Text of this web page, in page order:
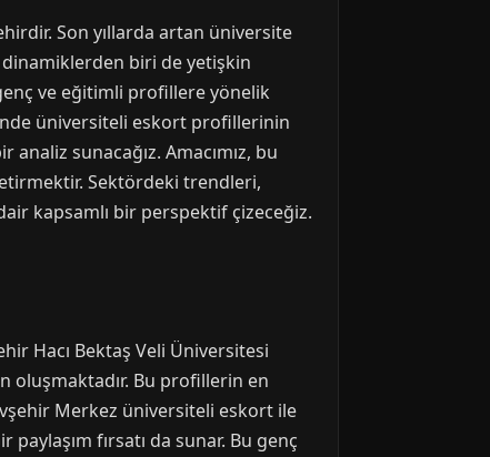
Son yıllarda artan üniversite
dinamiklerden biri de yetişkin
ve eğitimli profillere yönelik
üniversiteli eskort profillerinin
sunacağız. Amacımız, bu
Sektördeki trendleri,
kapsamlı bir perspektif çizeceğiz.
Hacı Bektaş Veli Üniversitesi
oluşmaktadır. Bu profillerin en
Merkez üniversiteli eskort ile
fırsatı da sunar. Bu genç